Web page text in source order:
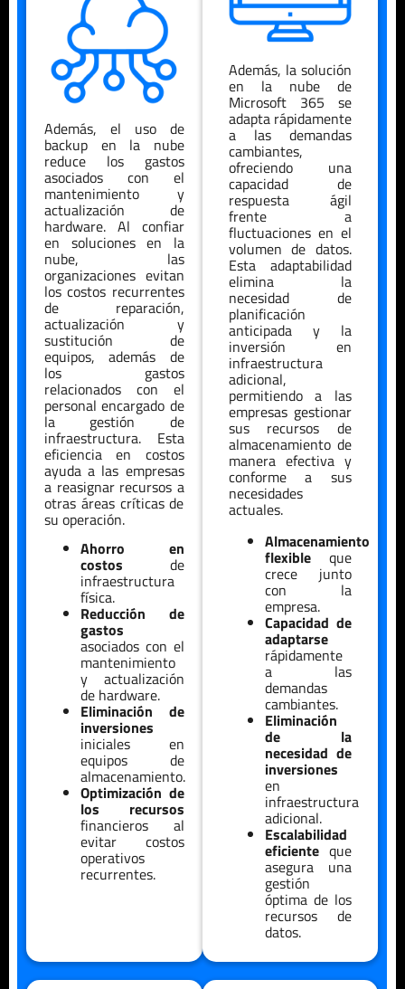
Además, el uso de
backup en la nube
reduce los gastos
asociados con el
mantenimiento y
actualización de
hardware. Al confiar
en soluciones en la
nube, las
organizaciones evitan
los costos recurrentes
de reparación,
actualización y
sustitución de
equipos, además de
los gastos
relacionados con el
personal encargado de
la gestión de
infraestructura. Esta
eficiencia en costos
ayuda a las empresas
a reasignar recursos a
otras áreas críticas de
su operación.
Ahorro en
costos de
infraestructura
física.
Reducción de
gastos
asociados con el
mantenimiento
y actualización
de hardware.
Eliminación de
inversiones
iniciales en
equipos de
almacenamiento.
Optimización de
los recursos
financieros al
evitar costos
operativos
recurrentes.
Además, la solución
en la nube de
Microsoft 365 se
adapta rápidamente
a las demandas
cambiantes,
ofreciendo una
capacidad de
respuesta ágil
frente a
fluctuaciones en el
volumen de datos.
Esta adaptabilidad
elimina la
necesidad de
planificación
anticipada y la
inversión en
infraestructura
adicional,
permitiendo a las
empresas gestionar
sus recursos de
almacenamiento de
manera efectiva y
conforme a sus
necesidades
actuales.
Almacenamiento
flexibleque
crece junto
con la
empresa.
Capacidad de
adaptarse
rápidamente
a las
demandas
cambiantes.
Eliminación
de la
necesidad de
inversiones
en
infraestructura
adicional.
Escalabilidad
eficienteque
asegura una
gestión
óptima de los
recursos de
datos.